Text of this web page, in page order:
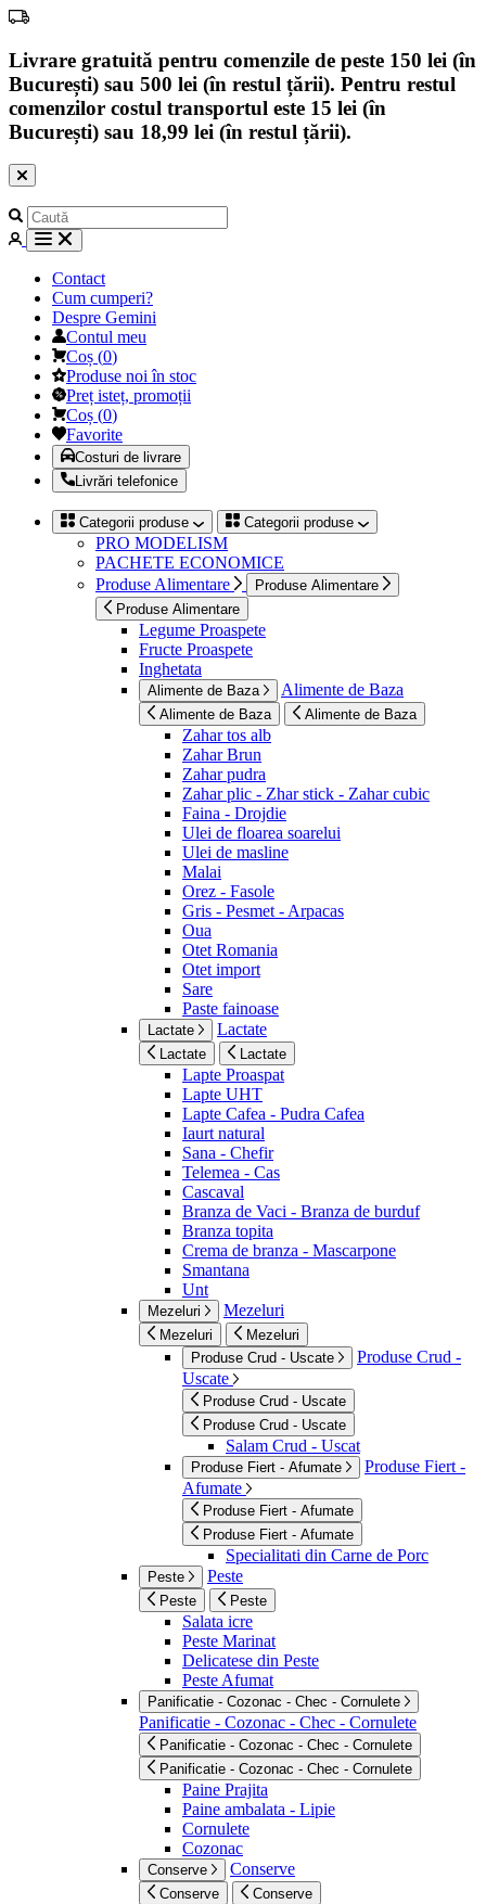
Livrare gratuită pentru comenzile de peste 150 lei (în
București) sau 500 lei (în restul țării). Pentru restul
comenzilor costul transportul este 15 lei (în
București) sau 18,99 lei (în restul țării).
Contact
Cum cumperi?
Despre Gemini
Contul meu
Coș (0)
Produse noi în stoc
Preț isteț, promoții
Coș (0)
Favorite
Costuri de livrare
Livrări telefonice
Categorii produse Categorii produse
PRO MODELISM
PACHETE ECONOMICE
Produse Alimentare
Produse Alimentare
Produse Alimentare
Legume Proaspete
Fructe Proaspete
Inghetata
Alimente de Baza Alimente de Baza
Alimente de Baza Alimente de Baza
Zahar tos alb
Zahar Brun
Zahar pudra
Zahar plic - Zhar stick - Zahar cubic
Faina - Drojdie
Ulei de floarea soarelui
Ulei de masline
Malai
Orez - Fasole
Gris - Pesmet - Arpacas
Oua
Otet Romania
Otet import
Sare
Paste fainoase
Lactate Lactate
Lactate Lactate
Lapte Proaspat
Lapte UHT
Lapte Cafea - Pudra Cafea
Iaurt natural
Sana - Chefir
Telemea - Cas
Cascaval
Branza de Vaci - Branza de burduf
Branza topita
Crema de branza - Mascarpone
Smantana
Unt
Mezeluri Mezeluri
Mezeluri
Mezeluri
Produse Crud - Uscate
Produse Crud -
Uscate
Produse Crud - Uscate
Produse Crud - Uscate
Salam Crud - Uscat
Produse Fiert - Afumate
Produse Fiert -
Afumate
Produse Fiert - Afumate
Produse Fiert - Afumate
Specialitati din Carne de Porc
Peste Peste
Peste Peste
Salata icre
Peste Marinat
Delicatese din Peste
Peste Afumat
Panificatie - Cozonac - Chec - Cornulete
Panificatie - Cozonac - Chec - Cornulete
Panificatie - Cozonac - Chec - Cornulete
Panificatie - Cozonac - Chec - Cornulete
Paine Prajita
Paine ambalata - Lipie
Cornulete
Cozonac
Conserve Conserve
Conserve Conserve